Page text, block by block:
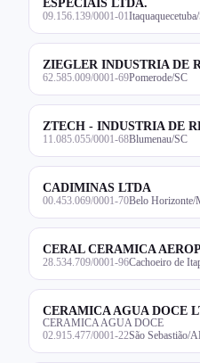
09.156.139/0001-01
ZIEGLER INDUSTRIA DE
62.585.009/0001-69Pomerode/SC
ZTECH - INDUSTRIA DE
11.085.055/0001-68Blumenau/SC
CADIMINAS LTDA
00.453.069/0001-70Belo Horizonte/
CERAL CERAMICA
28.534.709/0001-96Cachoeiro de
CERAMICA AGUA DOCE
CERAMICA AGUA DOCE
02.915.477/0001-22São Sebastião/